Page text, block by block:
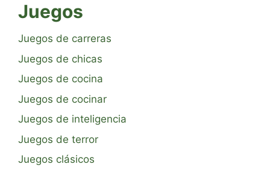
Juegos
Juegos de carreras
Juegos de chicas
Juegos de cocina
Juegos de cocinar
Juegos de inteligencia
Juegos de terror
Juegos clásicos